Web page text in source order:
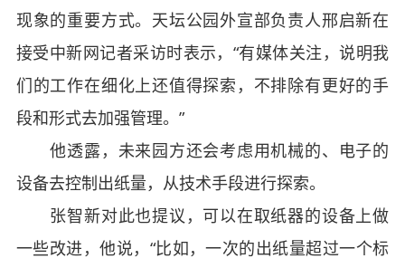
现象的重要方式。天坛公园外宣部负责人邢启新在
接受中新网记者采访时表示，“有媒体关注，说明我
们的工作在细化上还值得探索，不排除有更好的手
段和形式去加强管理。”
他透露，未来园方还会考虑用机械的、电子的
设备去控制出纸量，从技术手段进行探索。
张智新对此也提议，可以在取纸器的设备上做
一些改进，他说，“比如，一次的出纸量超过一个标